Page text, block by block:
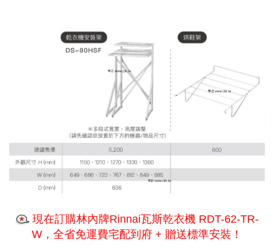
現在訂購林內牌Rinnai瓦斯乾衣機 RDT-62-TR-
W，全省免運費宅配到府 + 贈送標準安裝！